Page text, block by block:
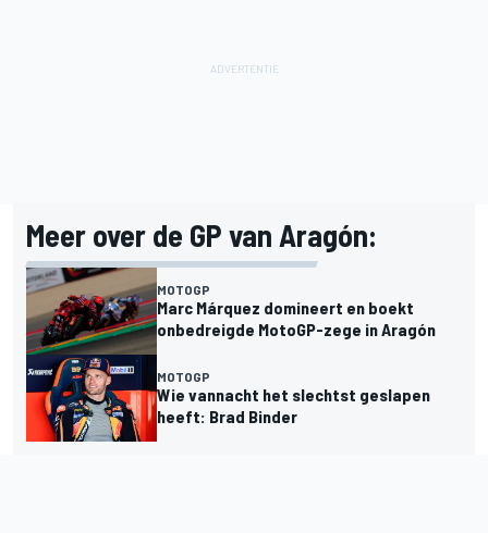
Meer over de GP van Aragón:
MOTOGP
Marc Márquez domineert en boekt
onbedreigde MotoGP-zege in Aragón
MOTOGP
Wie vannacht het slechtst geslapen
heeft: Brad Binder